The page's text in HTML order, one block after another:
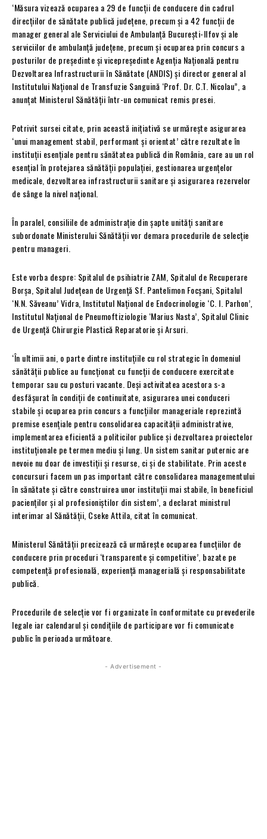
‘Măsura vizează ocuparea a 29 de funcții de conducere din cadrul
direcțiilor de sănătate publică județene, precum și a 42 funcții de
manager general ale Serviciului de Ambulanță București-Ilfov și ale
serviciilor de ambulanță județene, precum și ocuparea prin concurs a
posturilor de președinte și vicepreședinte Agenția Națională pentru
Dezvoltarea Infrastructurii în Sănătate (ANDIS) și director general al
Institutului Național de Transfuzie Sanguină ‘Prof. Dr. C.T. Nicolau”, a
anunțat Ministerul Sănătății într-un comunicat remis presei.
Potrivit sursei citate, prin această inițiativă se urmărește asigurarea
‘unui management stabil, performant și orientat’ către rezultate în
instituții esențiale pentru sănătatea publică din România, care au un rol
esențial în protejarea sănătății populației, gestionarea urgențelor
medicale, dezvoltarea infrastructurii sanitare și asigurarea rezervelor
de sânge la nivel național.
În paralel, consiliile de administrație din șapte unități sanitare
subordonate Ministerului Sănătății vor demara procedurile de selecție
pentru manageri.
Este vorba despre: Spitalul de psihiatrie ZAM, Spitalul de Recuperare
Borșa, Spitalul Județean de Urgență Sf. Pantelimon Focșani, Spitalul
‘N.N. Săveanu’ Vidra, Institutul Național de Endocrinologie ‘C. I. Parhon’,
Institutul Național de Pneumoftiziologie ‘Marius Nasta’, Spitalul Clinic
de Urgență Chirurgie Plastică Reparatorie și Arsuri.
‘În ultimii ani, o parte dintre instituțiile cu rol strategic în domeniul
sănătății publice au funcționat cu funcții de conducere exercitate
temporar sau cu posturi vacante. Deși activitatea acestora s-a
desfășurat în condiții de continuitate, asigurarea unei conduceri
stabile și ocuparea prin concurs a funcțiilor manageriale reprezintă
premise esențiale pentru consolidarea capacității administrative,
implementarea eficientă a politicilor publice și dezvoltarea proiectelor
instituționale pe termen mediu și lung. Un sistem sanitar puternic are
nevoie nu doar de investiții și resurse, ci și de stabilitate. Prin aceste
concursuri facem un pas important către consolidarea managementului
în sănătate și către construirea unor instituții mai stabile, în beneficiul
pacienților și al profesioniștilor din sistem’, a declarat ministrul
interimar al Sănătății, Cseke Attila, citat în comunicat.
Ministerul Sănătății precizează că urmărește ocuparea funcțiilor de
conducere prin proceduri ‘transparente și competitive’, bazate pe
competență profesională, experiență managerială și responsabilitate
publică.
Procedurile de selecție vor fi organizate în conformitate cu prevederile
legale iar calendarul și condițiile de participare vor fi comunicate
public în perioada următoare.
- Advertisement -